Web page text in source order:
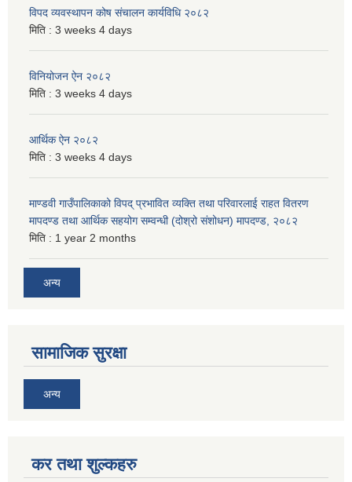
विपद व्यवस्थापन कोष संचालन कार्यविधि २०८२
मिति : 3 weeks 4 days
विनियोजन ऐन २०८२
मिति : 3 weeks 4 days
आर्थिक ऐन २०८२
मिति : 3 weeks 4 days
माण्डवी गाउँपालिकाको विपद् प्रभावित व्यक्ति तथा परिवारलाई राहत वितरण
मापदण्ड तथा आर्थिक सहयोग सम्वन्धी (दोश्रो संशोधन) मापदण्ड, २०८२
मिति : 1 year 2 months
अन्य
सामाजिक सुरक्षा
अन्य
कर तथा शुल्कहरु